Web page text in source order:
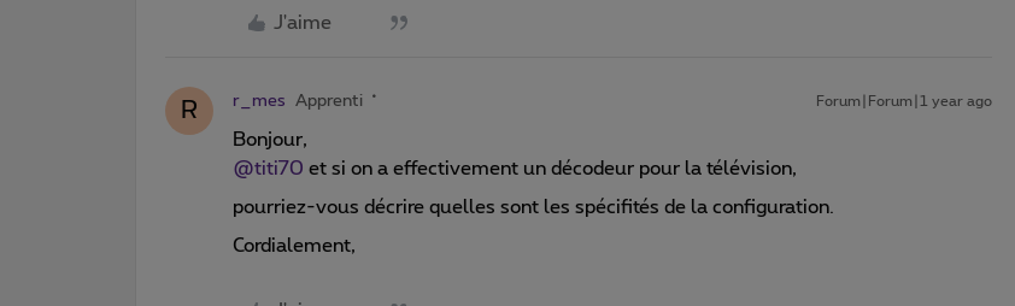
J'aime
R r_mes Apprenti Forum|Forum|1 year ago
Bonjour,
@titi70 et si on a effectivement un décodeur pour la télévision,
pourriez-vous décrire quelles sont les spécifités de la configuration.
Cordialement,